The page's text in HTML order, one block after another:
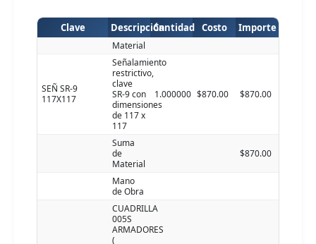
Clave DescripciónCantidad Costo Importe
Material
SEÑ SR-9
117X117
Señalamiento
restrictivo,
clave
SR-9 con
dimensiones
de 117 x
117
1.000000 $870.00 $870.00
Suma
de
Material
$870.00
Mano
de Obra
CUADRILLA
005S
ARMADORES
(